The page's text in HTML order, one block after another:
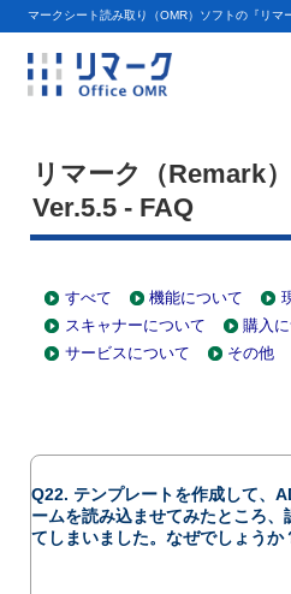
マークシート読み取り（OMR）ソフトの『リマ
ハンモック ホーム»リマーク（Remark）
リマーク（Remark
Ver.5.5 - FAQ
すべて 機能について
スキャナーについて
購入
サービスについて
その他
Q22. テンプレートを作成して、
ームを読み込ませてみたところ、
てしまいました。なぜでしょうか